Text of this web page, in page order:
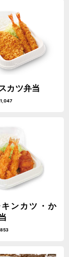
カツ弁当
1,047
ンカツ・か
853